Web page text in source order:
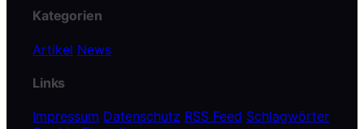
Kategorien
Artikel News
Links
Impressum Datenschutz RSS Feed Schlagwörter